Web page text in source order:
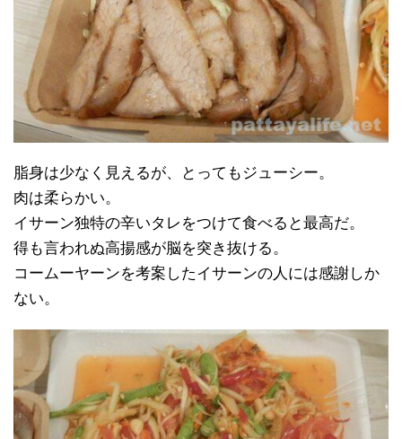
脂身は少なく見えるが、とってもジューシー。
肉は柔らかい。
イサーン独特の辛いタレをつけて食べると最高だ。
得も言われぬ高揚感が脳を突き抜ける。
コームーヤーンを考案したイサーンの人には感謝しか
ない。